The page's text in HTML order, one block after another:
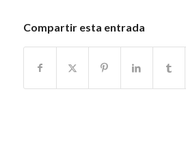
Compartir esta entrada